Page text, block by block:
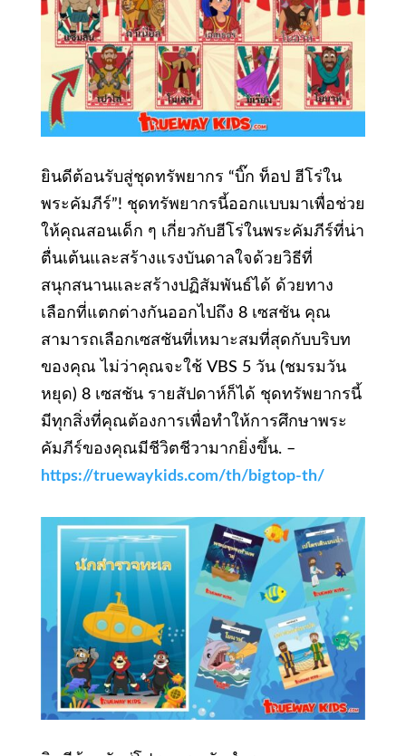
ยินดีต้อนรับสู่ชุดทรัพยากร “บิ๊ก ท็อป ฮีโร่ใน
พระคัมภีร์”! ชุดทรัพยากรนี้ออกแบบมาเพื่อช่วย
ให้คุณสอนเด็ก ๆ เกี่ยวกับฮีโร่ในพระคัมภีร์ที่น่า
ตื่นเต้นและสร้างแรงบันดาลใจด้วยวิธีที่
สนุกสนานและสร้างปฏิสัมพันธ์ได้ ด้วยทาง
เลือกที่แตกต่างกันออกไปถึง 8 เซสชัน คุณ
สามารถเลือกเซสชันที่เหมาะสมที่สุดกับบริบท
ของคุณ ไม่ว่าคุณจะใช้ VBS 5 วัน (ชมรมวัน
หยุด) 8 เซสชัน รายสัปดาห์ก็ได้ ชุดทรัพยากรนี้
มีทุกสิ่งที่คุณต้องการเพื่อทําให้การศึกษาพระ
คัมภีร์ของคุณมีชีวิตชีวามากยิ่งขึ้น. –
https://truewaykids.com/th/bigtop-th/